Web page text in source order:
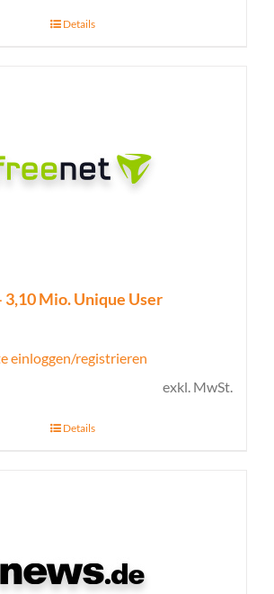
Details
3,10 Mio. Unique User
einloggen/registrieren
exkl. MwSt.
Details